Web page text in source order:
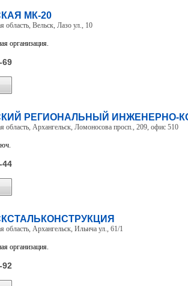
МК-20
область, Вельск, Лазо ул., 10
организация.
69
РЕГИОНАЛЬНЫЙ ИНЖЕНЕРНО-
область, Архангельск, Ломоносова просп., 209, офис 510
44
область, Архангельск, Ильича ул., 61/1
организация.
92